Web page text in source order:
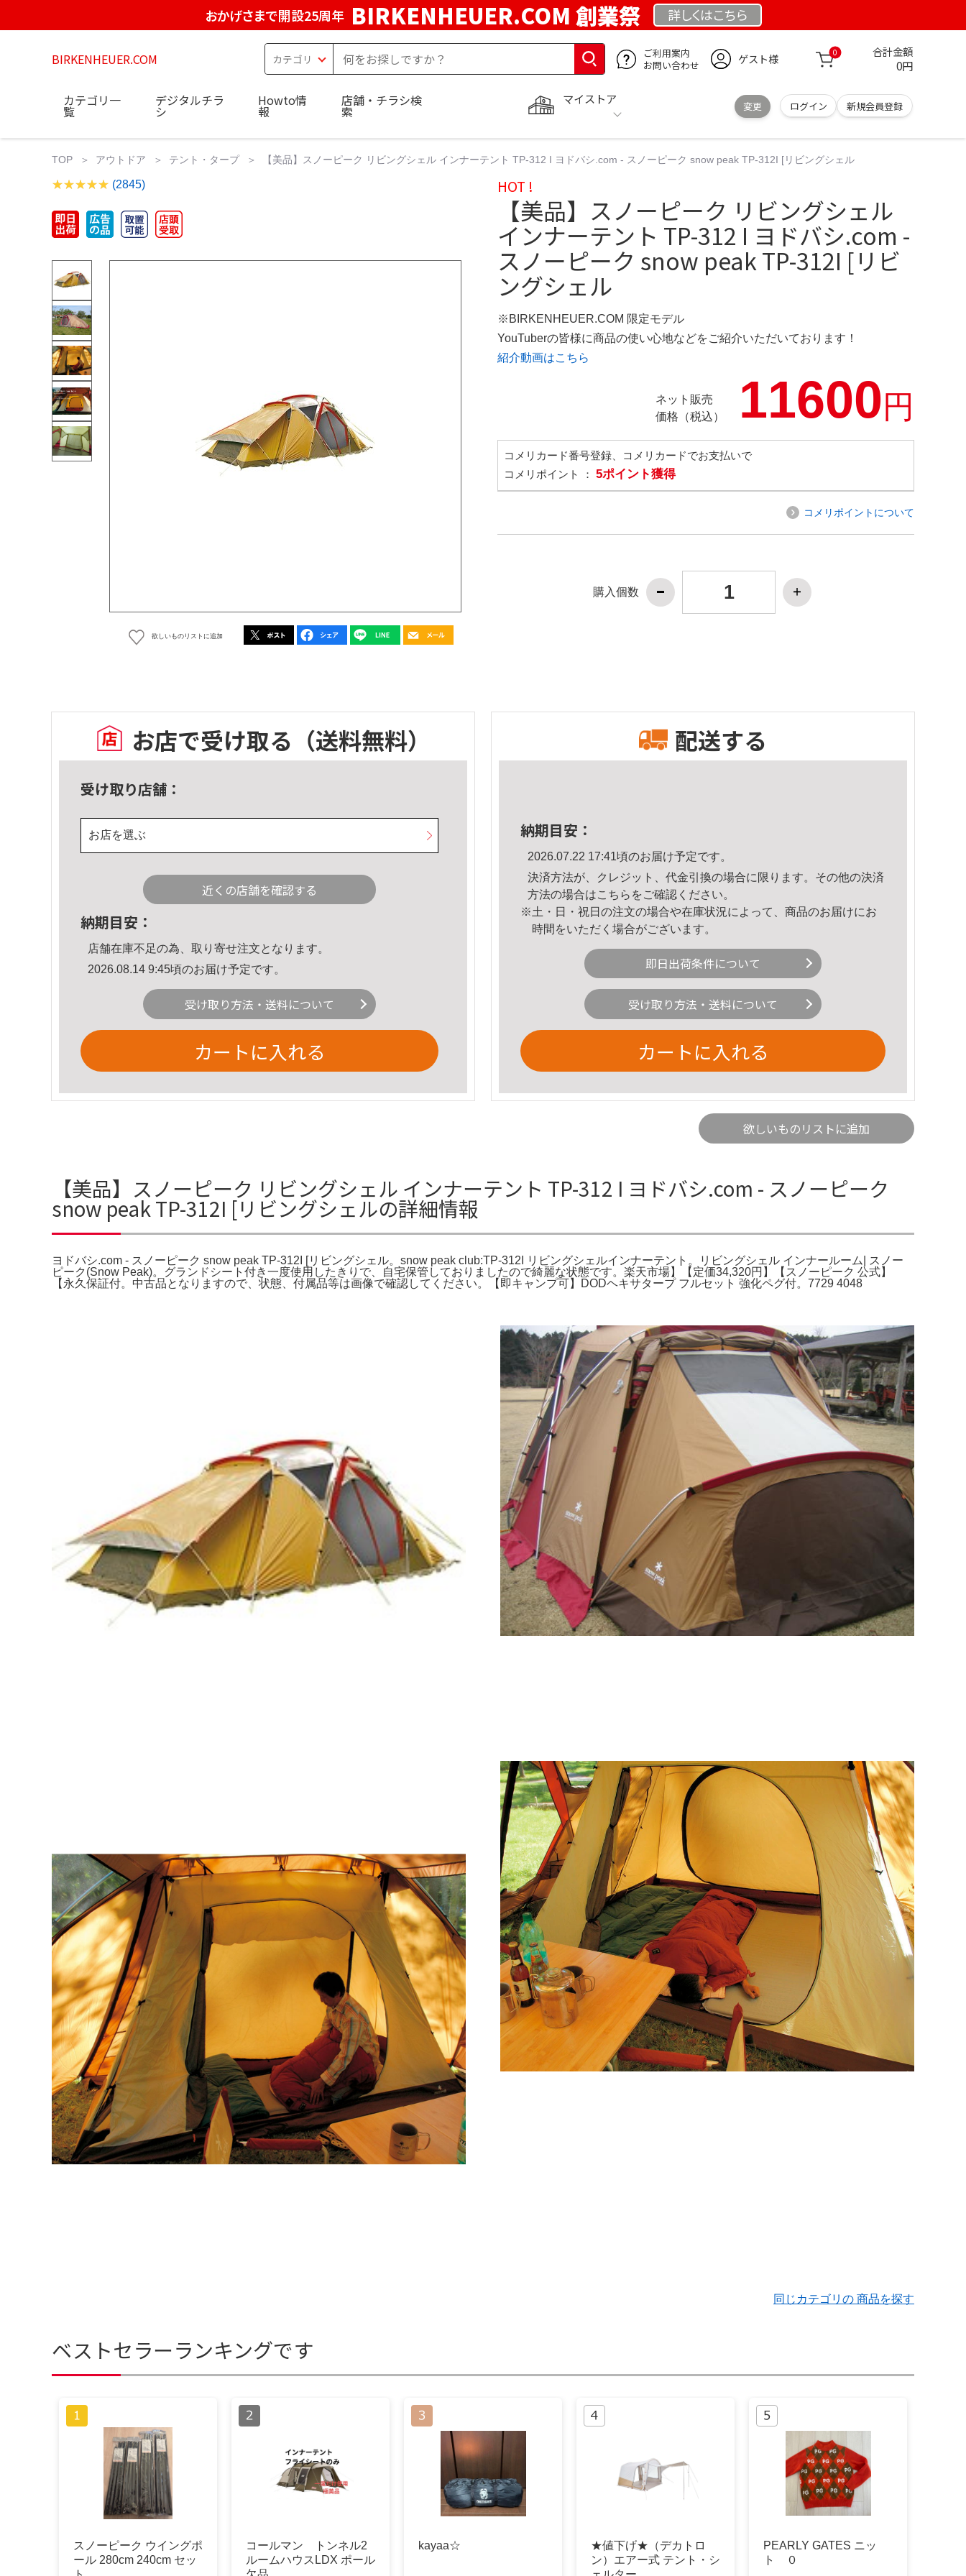
おかげさまで開設25周年 BIRKENHEUER.COM 創業祭 詳しくはこちら
BIRKENHEUER.COM
ご利用案内
お問い合わせ
ゲスト様 0 合計金額
0円
マイストア
変更 ログイン 新規会員登録
カテゴリ一
覧
デジタルチラ
シ
Howto情
報
店舗・チラシ検
索
TOP アウトドア テント・タープ 【美品】スノーピーク リビングシェル インナーテント TP-312 I ヨドバシ.com - スノーピーク snow peak TP-312I [リビングシェル
(2845)
欲しいものリストに追加
HOT !
【美品】スノーピーク リビングシェル
インナーテント TP-312 I ヨドバシ.com -
スノーピーク snow peak TP-312I [リビ
ングシェル
※BIRKENHEUER.COM 限定モデル
YouTuberの皆様に商品の使い心地などをご紹介いただいております！
紹介動画はこちら
ネット販売
価格（税込）
11600円
コメリカード番号登録、コメリカードでお支払いで
コメリポイント ： 5ポイント獲得
コメリポイントについて
購入個数
お店で受け取る （送料無料）
受け取り店舗：
お店を選ぶ
近くの店舗を確認する
納期目安：
店舗在庫不足の為、取り寄せ注文となります。
2026.08.14 9:45頃のお届け予定です。
受け取り方法・送料について
カートに入れる
配送する
納期目安：
2026.07.22 17:41頃のお届け予定です。
決済方法が、クレジット、代金引換の場合に限ります。その他の決済
方法の場合はこちら をご確認ください。
※土・日・祝日の注文の場合や在庫状況によって、商品のお届けにお
時間をいただく場合がございます。
即日出荷条件について
受け取り方法・送料について
カートに入れる
欲しいものリストに追加
【美品】スノーピーク リビングシェル インナーテント TP-312 I ヨドバシ.com - スノーピーク
snow peak TP-312I [リビングシェルの詳細情報
ヨドバシ.com - スノーピーク snow peak TP-312I [リビングシェル。snow peak club:TP-312I リビングシェルインナーテント。リビングシェル インナールーム| スノー
ピーク(Snow Peak)。グランドシート付き一度使用したきりで、自宅保管しておりましたので綺麗な状態です。楽天市場】【定価34,320円】【スノーピーク 公式】
【永久保証付。中古品となりますので、状態、付属品等は画像で確認してください。【即キャンプ可】DODヘキサタープ フルセット 強化ペグ付。7729 4048
同じカテゴリの 商品を探す
ベストセラーランキングです
スノーピーク ウイングポ
ール 280cm 240cm セッ
コールマン トンネル2
ルームハウスLDX ポール
kayaa☆
★値下げ★（デカトロ
ン）エアー式 テント・シ
PEARLY GATES ニッ
ト ０